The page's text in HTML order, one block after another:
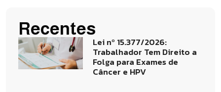
Recentes
Lei nº 15.377/2026:
Trabalhador Tem Direito a
Folga para Exames de
Câncer e HPV